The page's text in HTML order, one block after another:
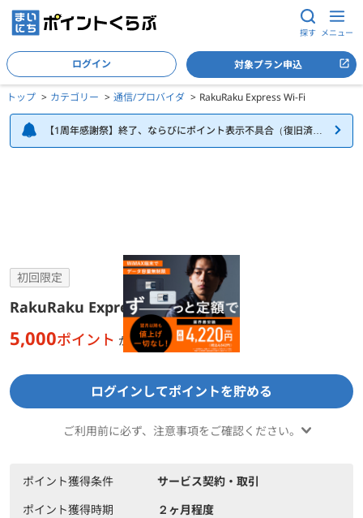
探す メニュー
ログイン 対象プラン申込
トップ カテゴリー 通信/プロバイダ RakuRaku Express Wi-Fi
【1周年感謝祭】終了、ならびにポイント表示不具合（復旧済
初回限定
RakuRaku Express Wi-Fi
5,000ポイント が貯まる
ログインしてポイントを貯める
ご利用前に必ず、注意事項をご確認ください。
ポイント獲得条件
サービス契約・取引
ポイント獲得時期
２ヶ月程度